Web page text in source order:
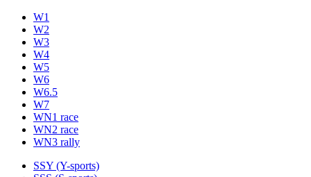
W1
W2
W3
W4
W5
W6
W6.5
W7
WN1 race
WN2 race
WN3 rally
SSY (Y-sports)